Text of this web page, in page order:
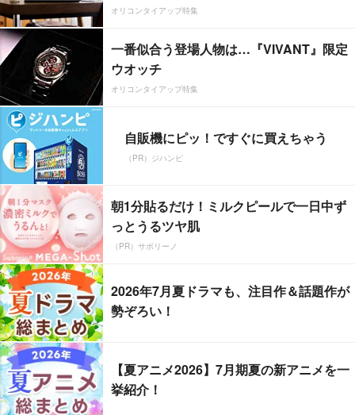
オリコンタイアップ特集
一番似合う登場人物は…『VIVANT』限定
ウオッチ
オリコンタイアップ特集
自販機にピッ！ですぐに買えちゃう
（PR）ジハンピ
朝1分貼るだけ！ミルクピールで一日中ず
っとうるツヤ肌
（PR）サボリーノ
2026年7月夏ドラマも、注目作＆話題作が
勢ぞろい！
【夏アニメ2026】7月期夏の新アニメを一
挙紹介！